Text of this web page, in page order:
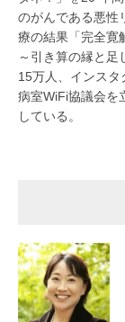
のがんである悪性
療の結果「完全寛
～引き算の縁と足
15万人、インス
病室WiFi協議会を
している。